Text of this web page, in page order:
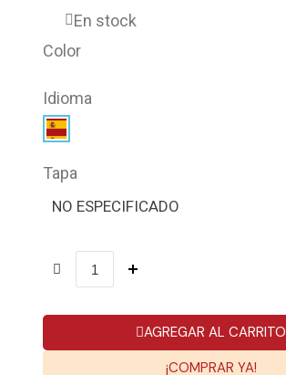
En stock
Color
Idioma
Tapa
NO ESPECIFICADO
AGREGAR AL CARRITO
¡COMPRAR YA!